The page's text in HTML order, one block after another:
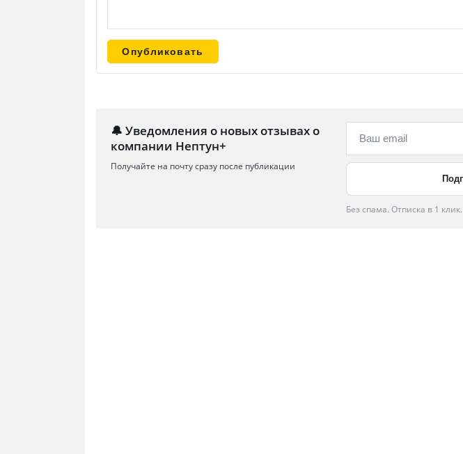
🔔 Уведомления о новых отзывах о
компании Нептун+
Получайте на почту сразу после публикации
Без спама. Отписка в 1 клик.